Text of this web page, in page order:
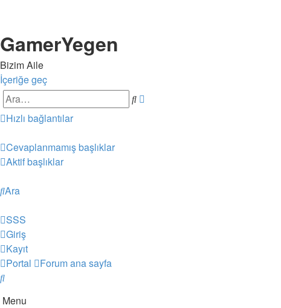
GamerYegen
Bizim Aile
İçeriğe geç
Ara
Hızlı bağlantılar
Cevaplanmamış başlıklar
Aktif başlıklar
Ara
SSS
Giriş
Kayıt
Portal
Forum ana sayfa
Ara
Menu